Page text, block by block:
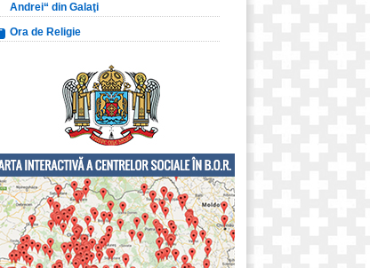
Andrei“ din Galaţi
Ora de Religie